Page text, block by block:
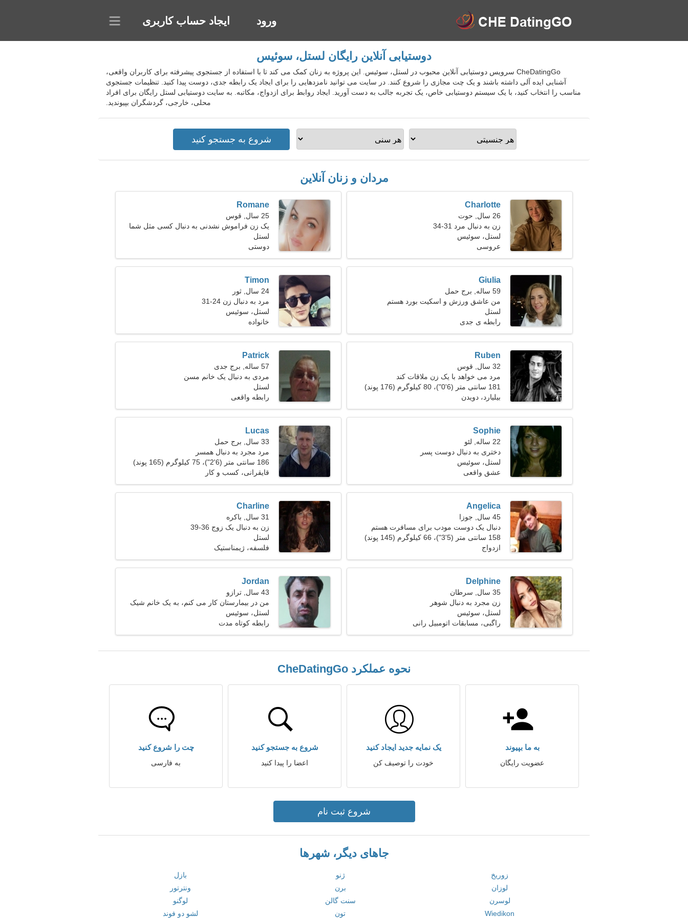
ورود ایجاد حساب کاربری
دوستیابی آنلاین رایگان لستل، سوئیس
CheDatingGo سرویس دوستیابی آنلاین محبوب در لستل، سوئیس. این پروژه به زنان کمک می کند تا با استفاده از جستجوی پیشرفته برای کاربران واقعی،
آشنایی ایده آلی داشته باشند و یک چت مجازی را شروع کنند. در سایت می توانید نامزدهایی را برای ایجاد یک رابطه جدی، دوست پیدا کنید. تنظیمات جستجوی
مناسب را انتخاب کنید، با یک سیستم دوستیابی خاص، یک تجربه جالب به دست آورید. ایجاد روابط برای ازدواج، مکاتبه. به سایت دوستیابی لستل رایگان برای افراد
محلی، خارجی، گردشگران بپیوندید.
مردان و زنان آنلاین
Charlotte
26 سال, حوت
زن به دنبال مرد 31-34
لستل، سوئیس
عروسی
Romane
25 سال, قوس
یک زن فراموش نشدنی به دنبال کسی مثل شما
می گردد
لستل
دوستی
Giulia
59 ساله, برج حمل
من عاشق ورزش و اسکیت بورد هستم
لستل
رابطه ی جدی
Timon
24 سال, ثور
مرد به دنبال زن 24-31
لستل، سوئیس
خانواده
Ruben
32 سال, قوس
مرد می خواهد با یک زن ملاقات کند
181 سانتی متر (6'0")، 80 کیلوگرم (176 پوند)
بیلیارد، دویدن
Patrick
57 ساله, برج جدی
مردی به دنبال یک خانم مسن
لستل
رابطه واقعی
Sophie
22 ساله, لئو
دختری به دنبال دوست پسر
لستل، سوئیس
عشق واقعی
Lucas
33 سال, برج حمل
مرد مجرد به دنبال همسر
186 سانتی متر (6'2")، 75 کیلوگرم (165 پوند)
قایقرانی، کسب و کار
Angelica
45 سال, جوزا
دنبال یک دوست مودب برای مسافرت هستم
158 سانتی متر (5'3")، 66 کیلوگرم (145 پوند)
ازدواج
Charline
31 سال, باکره
زن به دنبال یک زوج 36-39
لستل
فلسفه، ژیمناستیک
Delphine
35 سال, سرطان
زن مجرد به دنبال شوهر
لستل، سوئیس
راگبی، مسابقات اتومبیل رانی
Jordan
43 سال, ترازو
من در بیمارستان کار می کنم، به یک خانم شیک
پوش نیاز دارم
لستل، سوئیس
رابطه کوتاه مدت
نحوه عملکرد CheDatingGo
به ما بپیوند
عضویت رایگان
یک نمایه جدید ایجاد کنید
خودت را توصیف کن
شروع به جستجو کنید
اعضا را پیدا کنید
چت را شروع کنید
به فارسی
شروع ثبت نام
جاهای دیگر، شهرها
زوریخ ژنو
بازل
لوزان
برن
ونترتور
لوسرن
سنت گالن
لوگنو
Wiedikon
تون لشو دو فوند